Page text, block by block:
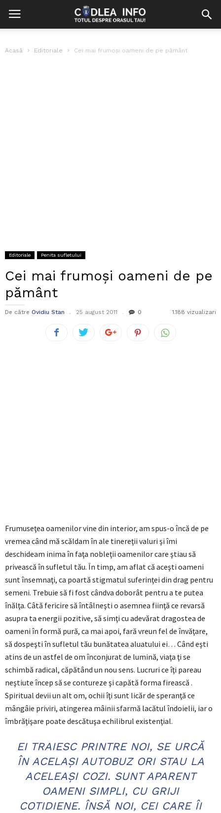
Acasă Editoriale Cei mai frumoşi oameni de pe pământ
Editoriale Penita sufletului
Cei mai frumoşi oameni de pe
pământ
De către Ovidiu Stan 25 august 2011 0 1.188 vizualizari
Frumuseţea oamenilor vine din interior, am spus-o încă de pe
vremea când mă scăldam în ale tinereţii valuri şi îmi
deschideam inima în faţa nobleţii oamenilor care ştiau să
privească în sufletul tău. În timp, am aflat că aceşti oameni
sunt însemnaţi, ca poartă stigmatul suferinţei din drag pentru
semeni. Trebuie să fi fost cândva doborât pentru a te putea
înălţa. Câtă fericire să întâlneşti o asemnea fiinţă ce revarsă
asupra ta energii pozitive, să simţi cu adevărat dragostea de
oameni în formă pură, ca mai apoi, fară vreun fel de învăţare,
să dospeşti în sufletul tău bunătatea aluatului ei… Când eşti
atins de un astfel de om înconjurat de lumină, viaţa ţi se
schimbă radical, căpătând un nou sens. Lucruri ce îţi pareau
neştiute încep să se contureze şi capătă forma firească .
Spiritual devii un alt om, ochii îţi sunt licăr de speranţă ce
mângâie priviri, atingerea mâinii sfarmă lacătul îndoielii, iar o
îmbrăţişare poate descătuşa echilibrul existenţial.
EI TRAIESC PRINTRE NOI, SE URCĂ
ÎN ACELAŞI AUTOBUZ ORI STAU LA
ACELEAŞI COZI. SUNT APARENT
OAMENI SIMPLI, CU GRIJI
COTIDIENE. ÎNSĂ NOI, CEI CARE ÎI